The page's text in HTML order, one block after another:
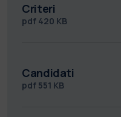
Criteri
pdf 420 KB
Candidati
pdf 551 KB